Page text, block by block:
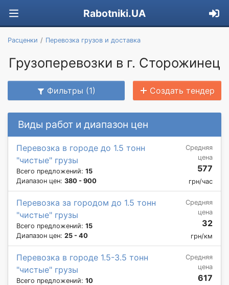
Rabotniki.UA
Расценки Перевозка грузов и доставка
Грузоперевозки в г. Сторожинец
Фильтры (1) Создать тендер
Виды работ и диапазон цен
Перевозка в городе до 1.5 тонн
"чистые" грузы
Всего предложений: 15
Диапазон цен: 380 - 900
Средняя
цена
577
грн/час
Перевозка за городом до 1.5 тонн
"чистые" грузы
Всего предложений: 15
Диапазон цен: 25 - 40
Средняя
цена
32
грн/км
Перевозка в городе 1.5-3.5 тонн
"чистые" грузы
Всего предложений: 10
Средняя
цена
617